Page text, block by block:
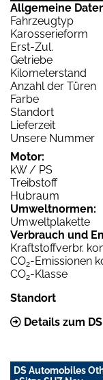
Allgemeine
Fahrzeugtyp
Karosserieform
Erst-Zul.
Getriebe
Kilometerstand
Anzahl der Türen
Farbe
Standort
Lieferzeit
Unsere Nummer
Motor:
kW / PS
Treibstoff
Hubraum
Umweltnormen:
Umweltplakette
Verbrauch und
Kraftstoffverbr.
CO2-Emissionen
CO2-Klasse
Standort
Details zum
DS Automobiles